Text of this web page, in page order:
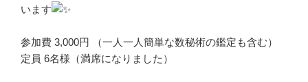
います
参加費 3,000円 （一人一人簡単な数秘術の鑑定も含む）
定員 6名様（満席になりました）